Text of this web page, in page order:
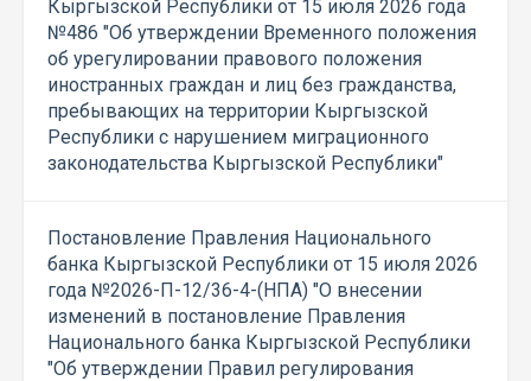
Кыргызской Республики от 15 июля 2026 года
№486 "Об утверждении Временного положения
об урегулировании правового положения
иностранных граждан и лиц без гражданства,
пребывающих на территории Кыргызской
Республики с нарушением миграционного
законодательства Кыргызской Республики"
Постановление Правления Национального
банка Кыргызской Республики от 15 июля 2026
года №2026-П-12/36-4-(НПА) "О внесении
изменений в постановление Правления
Национального банка Кыргызской Республики
"Об утверждении Правил регулирования